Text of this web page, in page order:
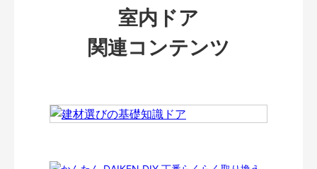
室内ドア
関連コンテンツ